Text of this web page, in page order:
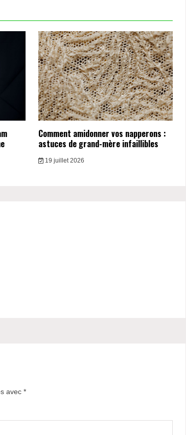
Comment amidonner vos napperons :
astuces de grand-mère infaillibles
19 juillet 2026
avec*